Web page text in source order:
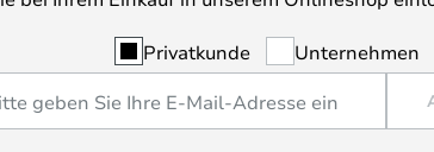
Privatkunde Unternehmen